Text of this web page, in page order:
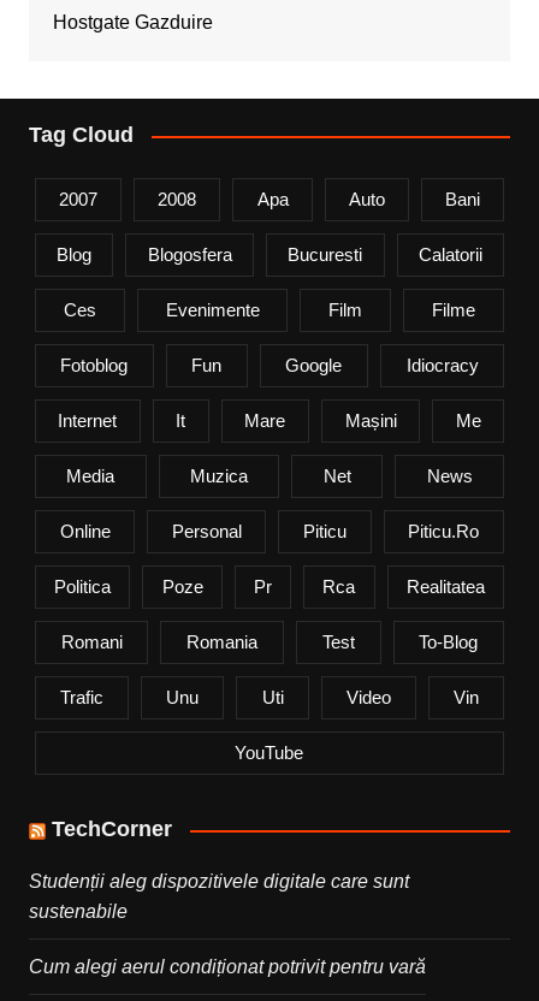
Hostgate Gazduire
Tag Cloud
2007 2008 Apa Auto Bani
Blog Blogosfera Bucuresti Calatorii
Ces Evenimente Film Filme
Fotoblog Fun Google Idiocracy
Internet It Mare Mașini Me
Media Muzica Net News
Online Personal Piticu Piticu.ro
Politica Poze Pr Rca Realitatea
Romani Romania Test To-Blog
Trafic Unu Uti Video Vin
YouTube
TechCorner
Studenții aleg dispozitivele digitale care sunt
sustenabile
Cum alegi aerul condiționat potrivit pentru vară